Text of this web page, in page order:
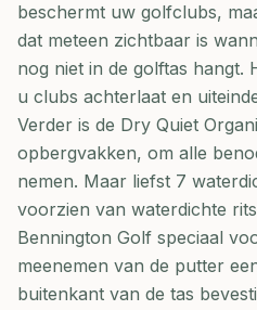
beschermt uw golfclubs,
dat meteen zichtbaar is
nog niet in de golftas
u clubs achterlaat en
Verder is de Dry Quiet
opbergvakken, om alle
nemen. Maar liefst 7
voorzien van waterdichte
Bennington Golf speciaal
meenemen van de putter
buitenkant van de tas